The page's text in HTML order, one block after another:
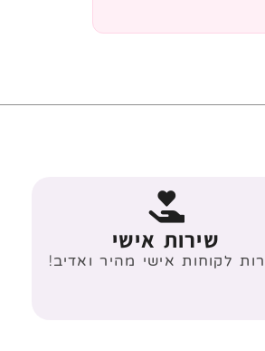
שירות אישי
לקוחות אישי מהיר ואדיב!